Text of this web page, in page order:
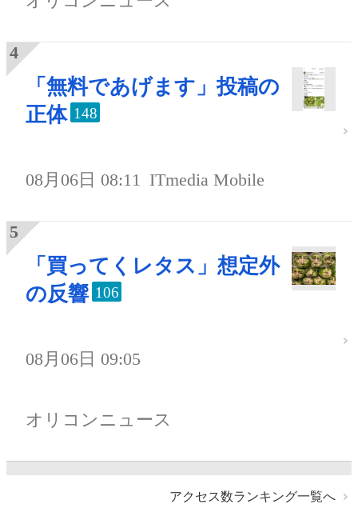
「無料であげます」投稿の
正体 148
08月06日 08:11 ITmedia Mobile
「買ってくレタス」想定外
の反響 106
08月06日 09:05
オリコンニュース
アクセス数ランキング一覧へ